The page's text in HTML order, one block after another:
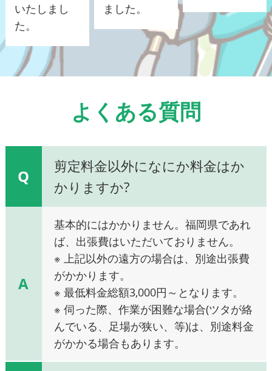
いたしまし
た。
ました。
よくある質問
Q
剪定料金以外になにか料金はか
かりますか?
A
基本的にはかかりません。福岡県であれ
ば、出張費はいただいておりません。
※ 上記以外の遠方の場合は、別途出張費
がかかります。
※ 最低料金総額3,000円～となります。
※ 伺った際、作業が困難な場合(ツタが絡
んでいる、足場が狭い、等)は、別途料金
がかかる場合もあります。